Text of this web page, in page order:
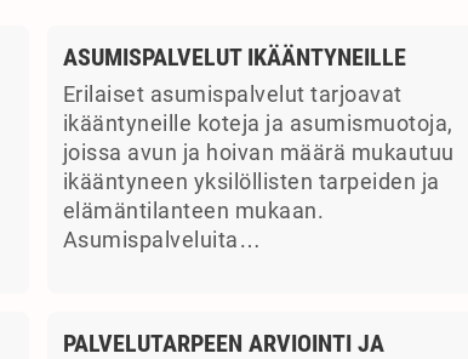
ASUMISPALVELUT IKÄÄNTYNEILLE
Erilaiset asumispalvelut tarjoavat
ikääntyneille koteja ja asumismuotoja,
joissa avun ja hoivan määrä mukautuu
ikääntyneen yksilöllisten tarpeiden ja
elämäntilanteen mukaan.
Asumispalveluita…
PALVELUTARPEEN ARVIOINTI JA